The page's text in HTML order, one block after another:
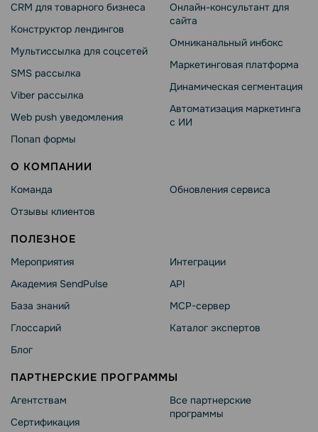
CRM для товарного бизнеса
Конструктор лендингов
Мультиссылка для соцсетей
SMS рассылка
Viber рассылка
Web push уведомления
Попап формы
Онлайн-консультант для
сайта
Омниканальный инбокс
Маркетинговая платформа
Динамическая сегментация
Автоматизация маркетинга
с ИИ
О КОМПАНИИ
Команда
Отзывы клиентов
Обновления сервиса
ПОЛЕЗНОЕ
Мероприятия
Академия SendPulse
База знаний
Глоссарий
Блог
Интеграции
API
MCP-сервер
Каталог экспертов
ПАРТНЕРСКИЕ ПРОГРАММЫ
Агентствам
Сертификация
Все партнерские
программы